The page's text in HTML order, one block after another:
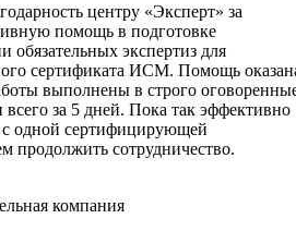
центру «Эксперт» за
помощь в подготовке
обязательных экспертиз для
сертификата ИСМ. Помощь
выполнены в строго
всего за 5 дней. Пока так эффективно
одной сертифицирующей
продолжить сотрудничество.
компания